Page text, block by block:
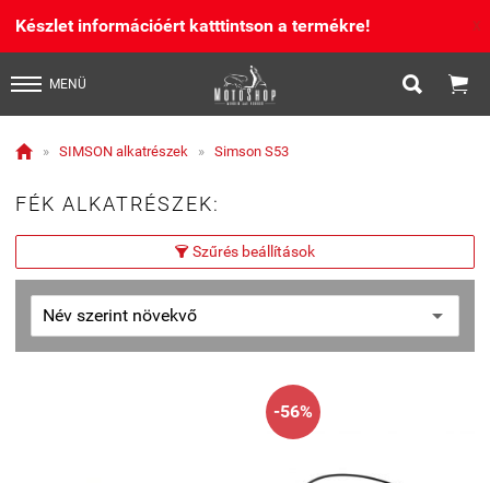
Készlet információért katttintson a termékre! X
MENÜ  
 » SIMSON alkatrészek » Simson S53
FÉK ALKATRÉSZEK:
 Szűrés beállítások
-56%